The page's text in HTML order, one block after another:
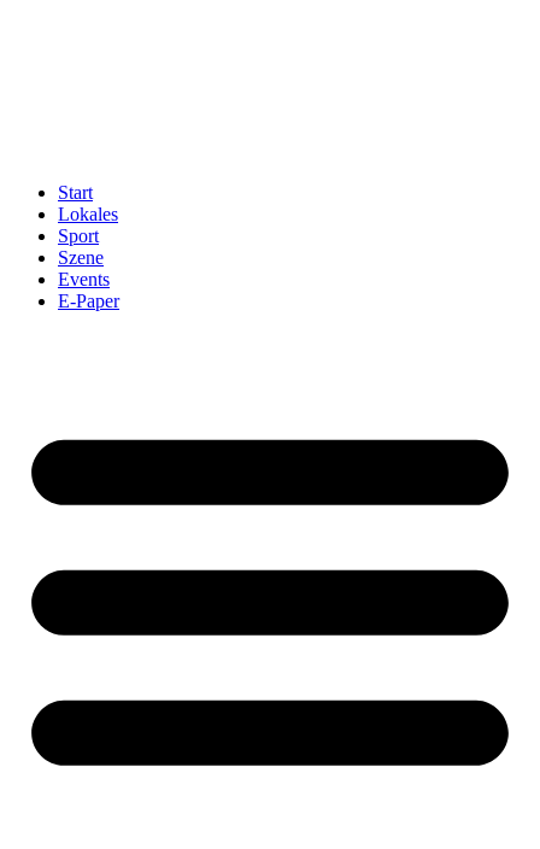
Start
Lokales
Sport
Szene
Events
E-Paper